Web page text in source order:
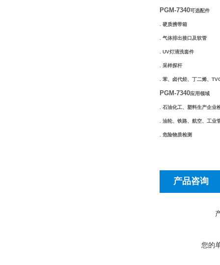
PGM-7340可选配件
. 硬质携带箱
. 气体排出接口及软管
. UV灯清洗套件
. 采样探杆
. 苯、卤代烃、丁二烯、
PGM-7340应用领域
. 石油化工、塑料生产企业
. 油轮、铁路、航空、工业
. 危险物质检测
产品咨询
您的